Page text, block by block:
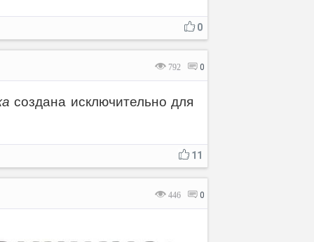
0
792 0
создана исключительно для
11
446 0